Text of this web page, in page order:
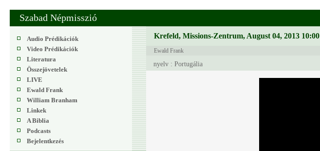
Szabad Népmisszió
Audio Prédikációk
Video Prédikációk
Literatura
Összejövetelek
LIVE
Ewald Frank
William Branham
Linkek
A Biblia
Podcasts
Bejelentkezés
Krefeld, Missions-Zentrum, August 04, 2013 10:00
Ewald Frank
nyelv : Portugália